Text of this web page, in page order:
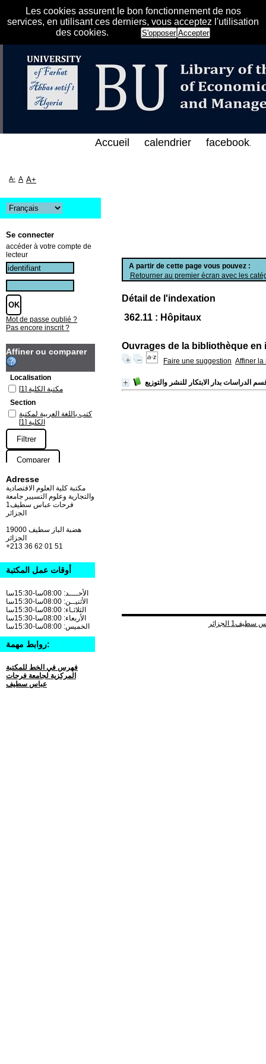
Les cookies assurent le bon fonctionnement de nos
services, en utilisant ces derniers, vous acceptez l'utilisation
des cookies.
S'opposer Accepter
الإلكتروني على الخط المباشر لمكتبة كلية
A partir de cette page vous pouvez :
Retourner au premier écran avec les
Détail de l'indexation
362.11 : Hôpitaux
Ouvrages de la bibliothèque en
Faire une suggestion Affiner la
الدراسات بدار الابتكار للنشر والتوزيع
Accueil calendrier facebook.
A- A A+
Se connecter
accéder à votre compte de
lecteur
Mot de passe oublié ?
Pas encore inscrit ?
Affiner ou comparer
Localisation
مكتبة الكلية [1]
Section
كتب باللغة العربية لمكتبة
الكلية [1]
Adresse
مكتبة كلية العلوم الاقتصادية
والتجارية وعلوم التسيير جامعة
فرحات عباس سطيف1
الجزائر
19000 هضبة الباز سطيف
+213 36 62 01 51
أوقات عمل المكتبة
الأحــــد: 08:00سا-15:30سا
الأثنيــن: 08:00سا-15:30سا
الثلاثـاء: 08:00سا-15:30سا
الأربعاء: 08:00سا-15:30سا
الخميس: 08:00سا-15:30سا
روابط مهمة:
فهرس في الخط للمكتبة
المركزية لجامعة فرحات
عباس سطيف